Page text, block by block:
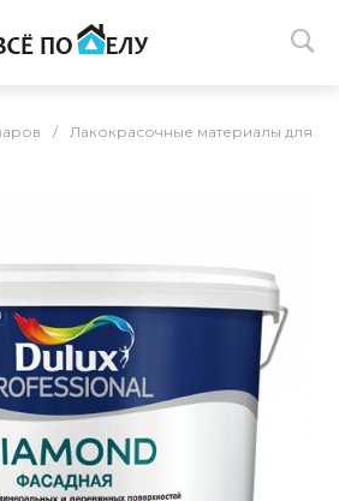
/ Лакокрасочные материалы для